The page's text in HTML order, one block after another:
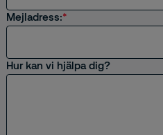
Mejladress:
Hur kan vi hjälpa dig?